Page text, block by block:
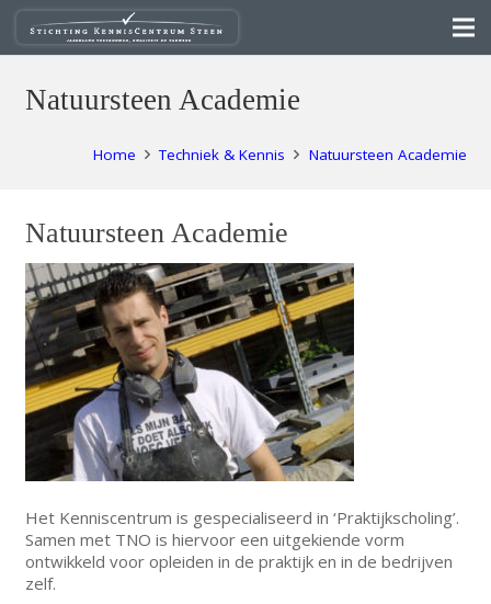
Natuursteen Academie
Home Techniek & Kennis Natuursteen Academie
Natuursteen Academie
Het Kenniscentrum is gespecialiseerd in ‘Praktijkscholing’.
Samen met TNO is hiervoor een uitgekiende vorm
ontwikkeld voor opleiden in de praktijk en in de bedrijven
zelf.